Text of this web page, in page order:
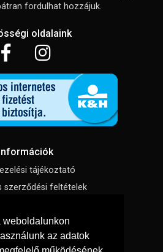
weboldalunkon
az adatok
fordulhat hozzájuk.
oldalaink
Információk
tájékoztató
szerződési feltételek
beállítások